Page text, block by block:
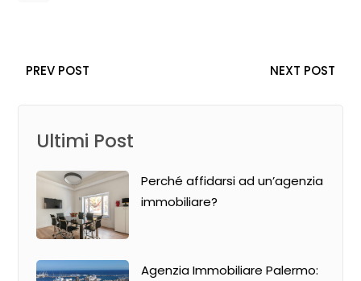
PREV POST NEXT POST
Ultimi Post
Perché affidarsi ad un’agenzia
immobiliare?
Agenzia Immobiliare Palermo: